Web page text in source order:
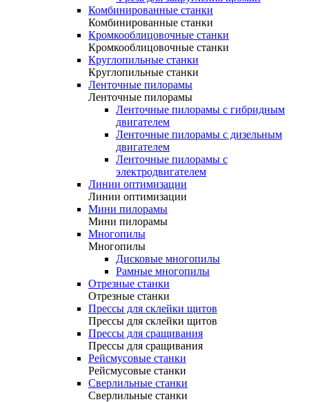
Комбинированные станки
Комбинированные станки
Кромкооблицовочные станки
Кромкооблицовочные станки
Круглопильные станки
Круглопильные станки
Ленточные пилорамы
Ленточные пилорамы
Ленточные пилорамы с гибридным
двигателем
Ленточные пилорамы с дизельным
двигателем
Ленточные пилорамы с
электродвигателем
Линии оптимизации
Линии оптимизации
Мини пилорамы
Мини пилорамы
Многопилы
Многопилы
Дисковые многопилы
Рамные многопилы
Отрезные станки
Отрезные станки
Прессы для склейки щитов
Прессы для склейки щитов
Прессы для сращивания
Прессы для сращивания
Рейсмусовые станки
Рейсмусовые станки
Сверлильные станки
Сверлильные станки